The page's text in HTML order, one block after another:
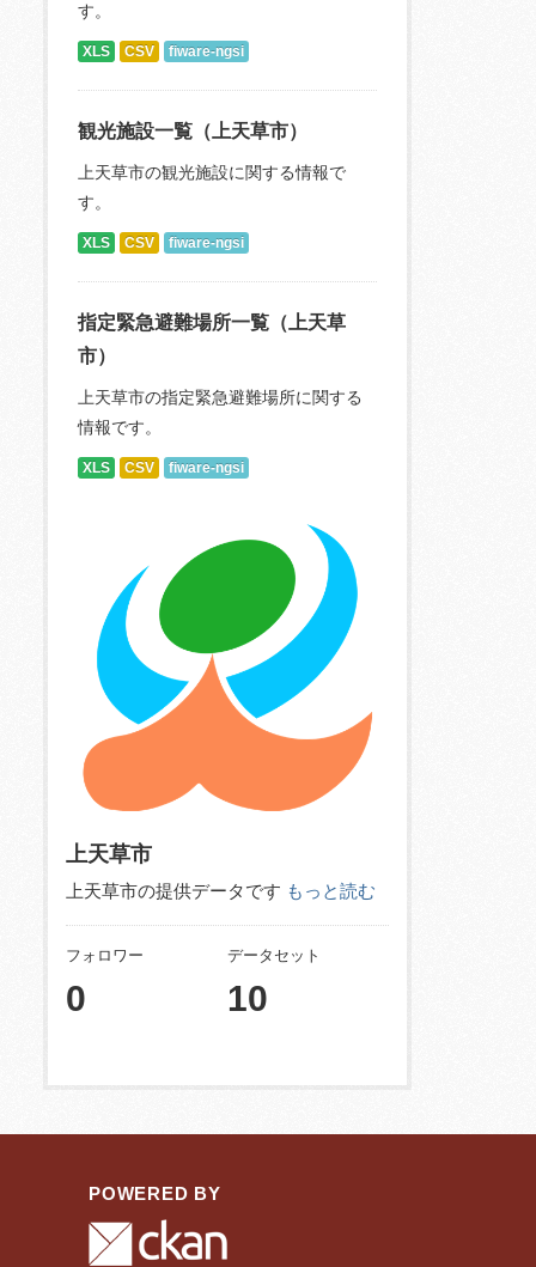
す。
XLS CSV fiware-ngsi
観光施設一覧（上天草市）
上天草市の観光施設に関する情報で
す。
XLS CSV fiware-ngsi
指定緊急避難場所一覧（上天草
市）
上天草市の指定緊急避難場所に関する
情報です。
XLS CSV fiware-ngsi
上天草市
上天草市の提供データです もっと読む
フォロワー
0
データセット
10
POWERED BY